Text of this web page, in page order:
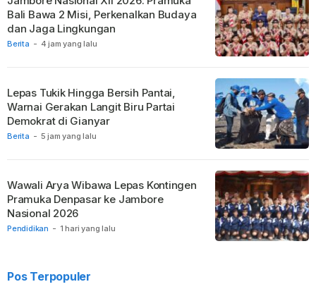
Berita - 4 jam yang lalu
Bali Bawa 2 Misi, Perkenalkan Budaya
dan Jaga Lingkungan
Berita - 5 jam yang lalu
Lepas Tukik Hingga Bersih Pantai,
Warnai Gerakan Langit Biru Partai
Demokrat di Gianyar
Pendidikan - 1 hari yang lalu
Wawali Arya Wibawa Lepas Kontingen
Pramuka Denpasar ke Jambore
Nasional 2026
Pos Terpopuler